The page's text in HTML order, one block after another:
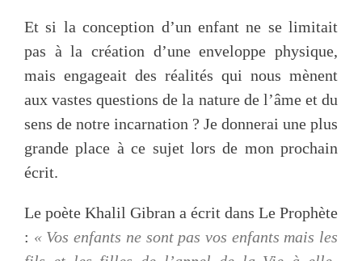
Et si la conception d’un enfant ne se limitait
pas à la création d’une enveloppe physique,
mais engageait des réalités qui nous mènent
aux vastes questions de la nature de l’âme et du
sens de notre incarnation ? Je donnerai une plus
grande place à ce sujet lors de mon prochain
écrit.
Le poète Khalil Gibran a écrit dans Le Prophète
: « Vos enfants ne sont pas vos enfants mais les